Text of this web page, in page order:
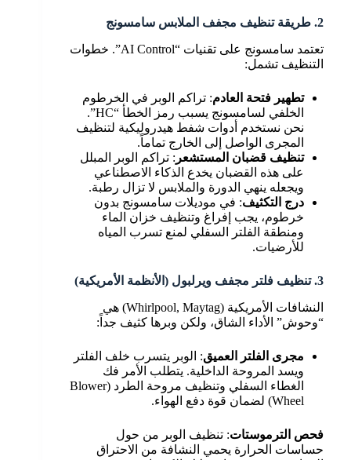
2. طريقة تنظيف مجفف الملابس سامسونج
تعتمد سامسونج على تقنيات “AI Control”. خطوات
التنظيف تشمل:
تطهير فتحة العادم: تراكم الوبر في الخرطوم
الخلفي لسامسونج يسبب رمز الخطأ “HC”.
نحن نستخدم أدوات شفط هيدروليكية لتنظيف
المجرى الواصل إلى الخارج تماماً.
تنظيف قضبان المستشعر : تراكم الوبر المبلل
على هذه القضبان يخدع الذكاء الاصطناعي
ويجعله ينهي الدورة والملابس لا تزال رطبة.
درج التكثيف: في موديلات سامسونج بدون
خرطوم، يجب إفراغ وتنظيف خزان الماء
ومنطقة الفلتر السفلي لمنع تسرب المياه
للأرضيات.
3. تنظيف فلتر مجفف ويرلبول (الأنظمة الأمريكية)
النشافات الأمريكية (Whirlpool, Maytag) هي
“وحوش” الأداء الشاق، ولكن وبرها كثيف جداً:
مجرى الفلتر العميق: الوبر يتسرب خلف الفلتر
ويسد المروحة الداخلية. يتطلب الأمر فك
الغطاء السفلي وتنظيف مروحة الطرد (Blower
Wheel) لضمان قوة دفع الهواء.
فحص الترموستات: تنظيف الوبر من حول
حساسات الحرارة يحمي النشافة من الاحتراق